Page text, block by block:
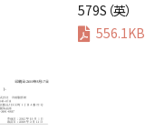
579S（英）
556.1KB